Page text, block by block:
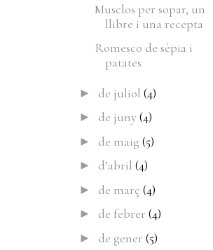
Musclos per sopar, un
llibre i una recepta
Romesco de sèpia i
patates
► de juliol (4)
► de juny(4)
► de maig (5)
► d’abril (4)
► de març (4)
► de febrer (4)
► de gener (5)